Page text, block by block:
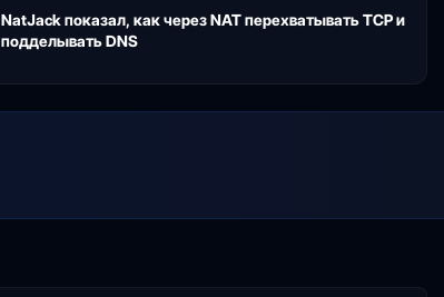
NatJack показал, как через NAT перехватывать TCP и
подделывать DNS